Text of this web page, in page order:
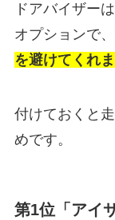
ドアバイザー
オプションで、
を避けてくれま
付けておくと
めです。
第1位「アイ